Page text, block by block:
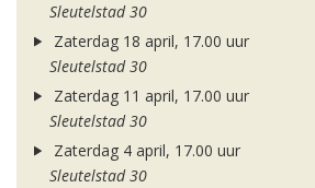
Sleutelstad 30
Zaterdag 18 april, 17.00 uur
Sleutelstad 30
Zaterdag 11 april, 17.00 uur
Sleutelstad 30
Zaterdag 4 april, 17.00 uur
Sleutelstad 30